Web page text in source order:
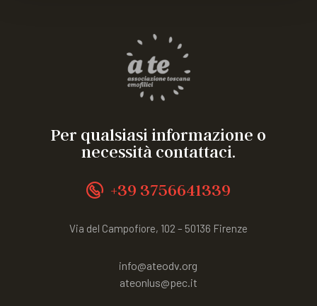
Per qualsiasi informazione o
necessità contattaci.
+39 3756641339
Via del Campofiore, 102 – 50136 Firenze
info@ateodv.org
ateonlus@pec.it